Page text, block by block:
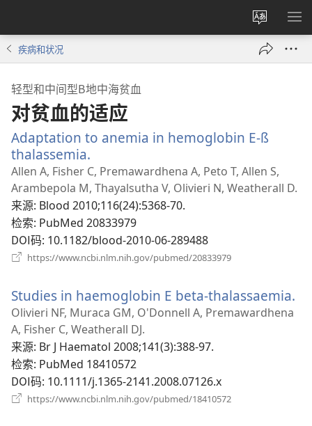
更
改
网
显
疾病和状况
轻型和中间型Β地中海贫血
对贫血的适应
Adaptation to anemia in hemoglobin E-ß
thalassemia.
开
新
窗
口）
Allen A, Fisher C, Premawardhena A, Peto T, Allen S,
Arambepola M, Thayalsutha V, Olivieri N, Weatherall D.
来源‎: Blood 2010;116(24):5368-70.
检索‎: PubMed 20833979
DOI码‎: 10.1182/blood-2010-06-289488
https://www.ncbi.nlm.nih.gov/pubmed/20833979
窗
口）
Studies in haemoglobin E beta-thalassaemia.
Olivieri NF, Muraca GM, O'Donnell A, Premawardhena
A, Fisher C, Weatherall DJ.
来源‎: Br J Haematol 2008;141(3):388-97.
检索‎: PubMed 18410572
DOI码‎: 10.1111/j.1365-2141.2008.07126.x
https://www.ncbi.nlm.nih.gov/pubmed/18410572